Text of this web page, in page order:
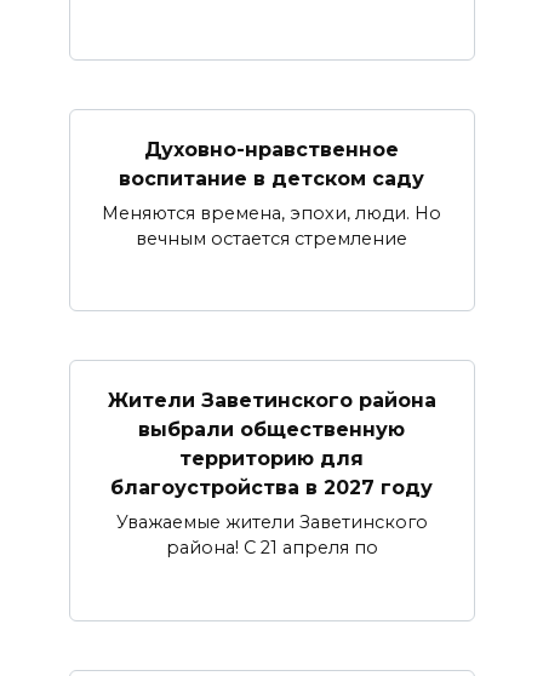
Духовно-нравственное
воспитание в детском саду
Меняются времена, эпохи, люди. Но
вечным остается стремление
Жители Заветинского района
выбрали общественную
территорию для
благоустройства в 2027 году
Уважаемые жители Заветинского
района! С 21 апреля по